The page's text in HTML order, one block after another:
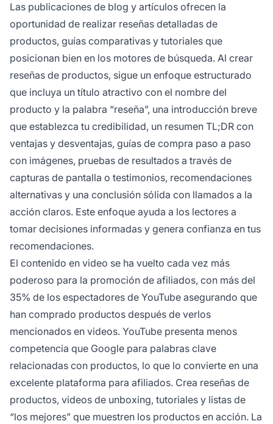
Las publicaciones de blog y artículos ofrecen la
oportunidad de realizar reseñas detalladas de
productos, guías comparativas y tutoriales que
posicionan bien en los motores de búsqueda. Al crear
reseñas de productos, sigue un enfoque estructurado
que incluya un título atractivo con el nombre del
producto y la palabra “reseña”, una introducción breve
que establezca tu credibilidad, un resumen TL;DR con
ventajas y desventajas, guías de compra paso a paso
con imágenes, pruebas de resultados a través de
capturas de pantalla o testimonios, recomendaciones
alternativas y una conclusión sólida con llamados a la
acción claros. Este enfoque ayuda a los lectores a
tomar decisiones informadas y genera confianza en tus
recomendaciones.
El contenido en video se ha vuelto cada vez más
poderoso para la promoción de afiliados, con más del
35% de los espectadores de YouTube asegurando que
han comprado productos después de verlos
mencionados en videos. YouTube presenta menos
competencia que Google para palabras clave
relacionadas con productos, lo que lo convierte en una
excelente plataforma para afiliados. Crea reseñas de
productos, videos de unboxing, tutoriales y listas de
“los mejores” que muestren los productos en acción. La